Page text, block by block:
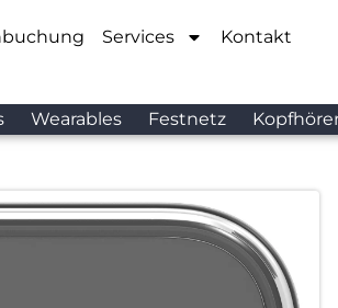
Services
Kontakt
Wearables Festnetz